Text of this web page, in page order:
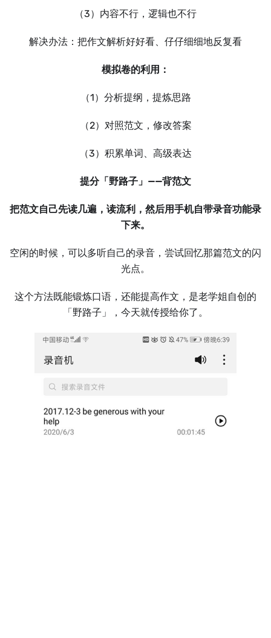
（3）内容不行，逻辑也不行
解决办法：把作文解析好好看、仔仔细细地反复看
模拟卷的利用：
（1）分析提纲，提炼思路
（2）对照范文，修改答案
（3）积累单词、高级表达
提分「野路子」——背范文
把范文自己先读几遍，读流利，然后用手机自带录音功能录
下来。
空闲的时候，可以多听自己的录音，尝试回忆那篇范文的闪
光点。
这个方法既能锻炼口语，还能提高作文，是老学姐自创的
「野路子」，今天就传授给你了。